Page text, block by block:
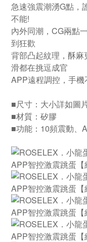
急速強震潮湧G點，
不能!
內外同潮，CG兩點
到狂歡
背部凸起紋理，酥
滑都在挑逗成官
APP遠程調控，手
■尺寸：大小詳如圖
■材質：矽膠
■功能：10頻震動、